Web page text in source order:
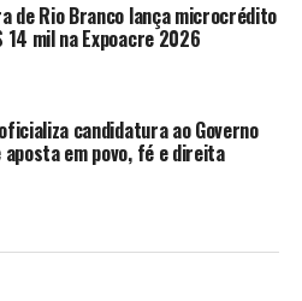
Prefeitura entrega primeira
quadra com piso modular de
Rio Branco no Doca Furtado
de Rio Branco lança microcrédito
14 mil na Expoacre 2026
candidatura ao Governo
aposta em povo, fé e direita